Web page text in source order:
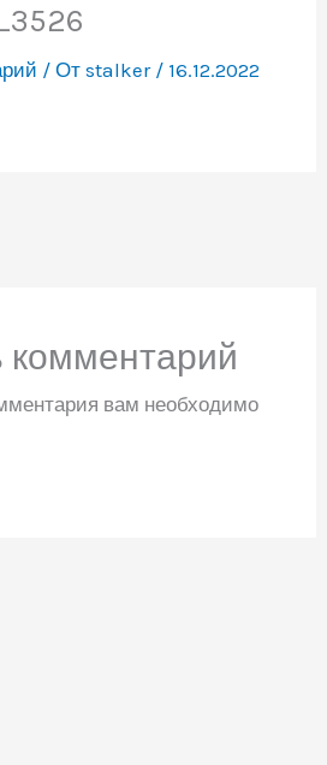
/ Отstalker / 16.12.2022
комментарий
вам необходимо